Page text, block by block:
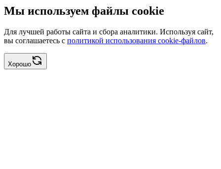
Мы используем файлы cookie
Для лучшей работы сайта и сбора аналитики. Используя сайт,
вы соглашаетесь с политикой использования cookie-файлов.
Хорошо